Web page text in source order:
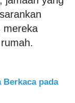
mereka
Berkaca pada